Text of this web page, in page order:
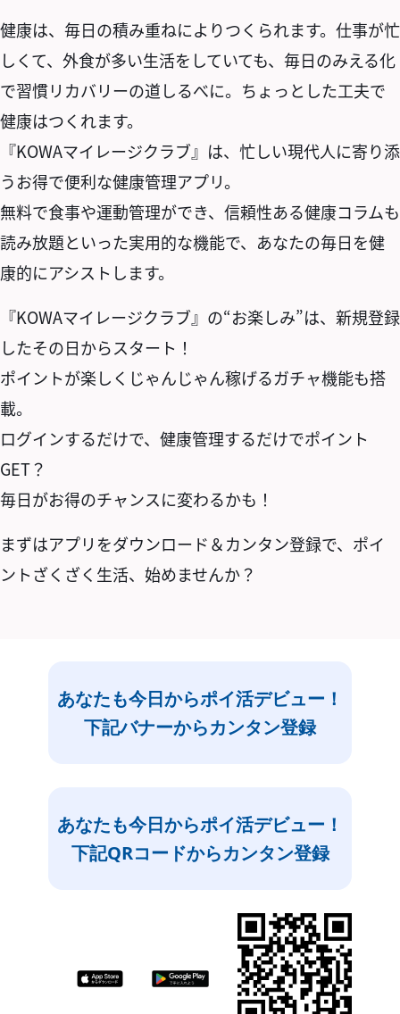
健康は、毎日の積み重ねによりつくられます。仕事が忙
しくて、外食が多い生活をしていても、毎日のみえる化
で習慣リカバリーの道しるべに。ちょっとした工夫で
健康はつくれます。
『KOWAマイレージクラブ』は、忙しい現代人に寄り添
うお得で便利な健康管理アプリ。
無料で食事や運動管理ができ、信頼性ある健康コラムも
読み放題といった実用的な機能で、あなたの毎日を健
康的にアシストします。
『KOWAマイレージクラブ』の“お楽しみ”は、新規登録
したその日からスタート！
ポイントが楽しくじゃんじゃん稼げるガチャ機能も搭
載。
ログインするだけで、健康管理するだけでポイント
GET？
毎日がお得のチャンスに変わるかも！
まずはアプリをダウンロード＆カンタン登録で、ポイ
ントざくざく生活、始めませんか？
あなたも今日からポイ活デビュー！
下記バナーからカンタン登録
あなたも今日からポイ活デビュー！
下記QRコードからカンタン登録